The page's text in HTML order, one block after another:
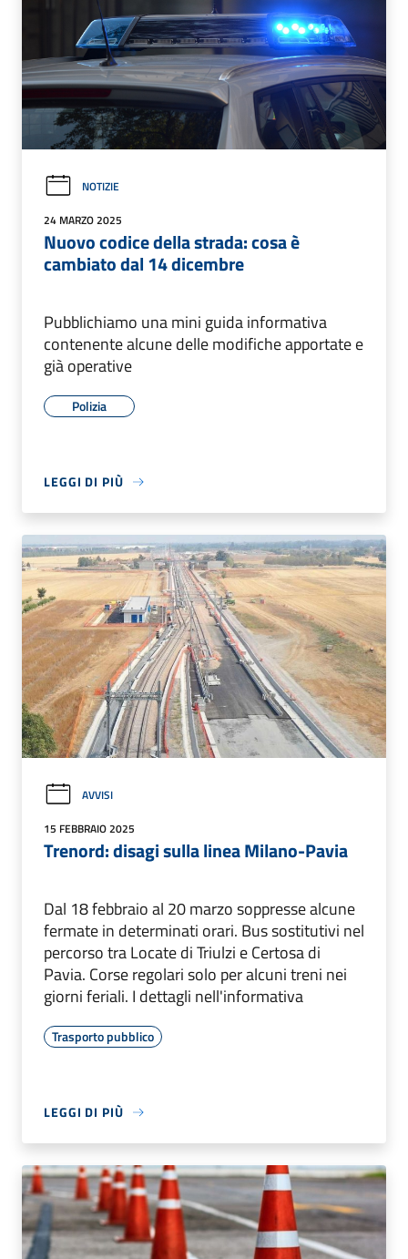
NOTIZIE
24 MARZO 2025
Nuovo codice della strada: cosa è
cambiato dal 14 dicembre
Pubblichiamo una mini guida informativa
contenente alcune delle modifiche apportate e
già operative
Polizia
LEGGI DI PIÙ
AVVISI
15 FEBBRAIO 2025
Trenord: disagi sulla linea Milano-Pavia
Dal 18 febbraio al 20 marzo soppresse alcune
fermate in determinati orari. Bus sostitutivi nel
percorso tra Locate di Triulzi e Certosa di
Pavia. Corse regolari solo per alcuni treni nei
giorni feriali. I dettagli nell'informativa
Trasporto pubblico
LEGGI DI PIÙ